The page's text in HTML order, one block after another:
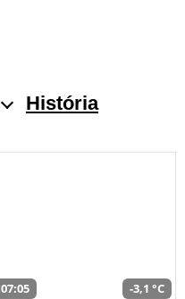
História
07:05 -3,1 °C